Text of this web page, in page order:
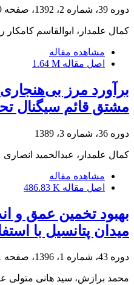
دوره 39، شماره 2، 1392، صفحه
کمال علمدار، ابوالقاسم کامکار
مشاهده مقاله
اصل مقاله 1.64 M
برآورد مرز
مشتق قائم سیگنال
دوره 36، شماره 3، 1389
کمال علمدار، عبدالحمید انصاری
مشاهده مقاله
اصل مقاله 486.83 K
بهبود تخمین عمق و
میدان پتانسیل با
دوره 43، شماره 1، 1396، صفحه
محمد برازش، سید هانی متولی